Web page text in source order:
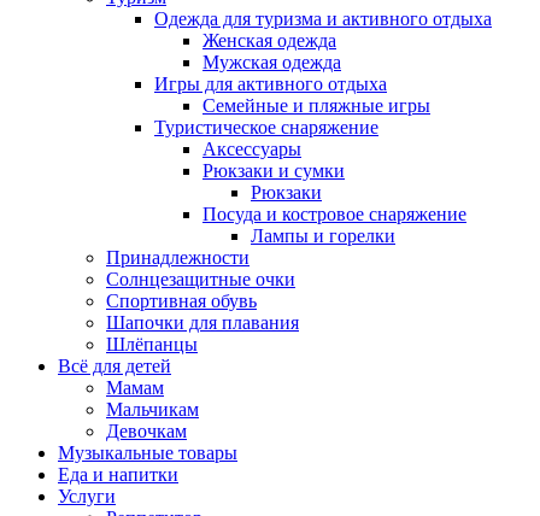
Одежда для туризма и активного отдыха
Женская одежда
Мужская одежда
Игры для активного отдыха
Семейные и пляжные игры
Туристическое снаряжение
Аксессуары
Рюкзаки и сумки
Рюкзаки
Посуда и костровое снаряжение
Лампы и горелки
Принадлежности
Солнцезащитные очки
Спортивная обувь
Шапочки для плавания
Шлёпанцы
Всё для детей
Мамам
Мальчикам
Девочкам
Музыкальные товары
Еда и напитки
Услуги